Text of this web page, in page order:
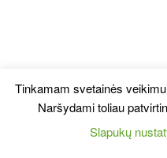
Tinkamam svetainės
Naršydami toliau
Slapukų